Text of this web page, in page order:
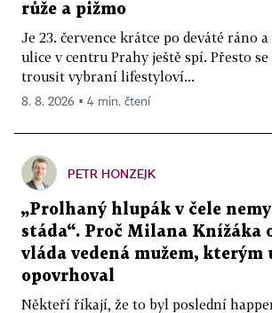
růže a pižmo
Je 23. července krátce po deváté ráno
ulice v centru Prahy ještě spí. Přesto
trousit vybraní lifestyloví...
8. 8. 2026 ▪ 4 min. čtení
PETR HONZEJK
„Prolhaný hlupák v čele
stáda“. Proč Milana Knížáka
vláda vedená mužem, kterým
opovrhoval
Někteří říkají, že to byl poslední